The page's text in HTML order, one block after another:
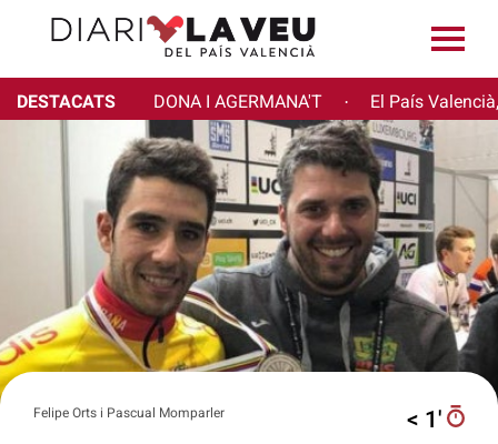
DESTACATS DONA I AGERMANA'T · El País
Felipe Orts i Pascual Momparler < 1′